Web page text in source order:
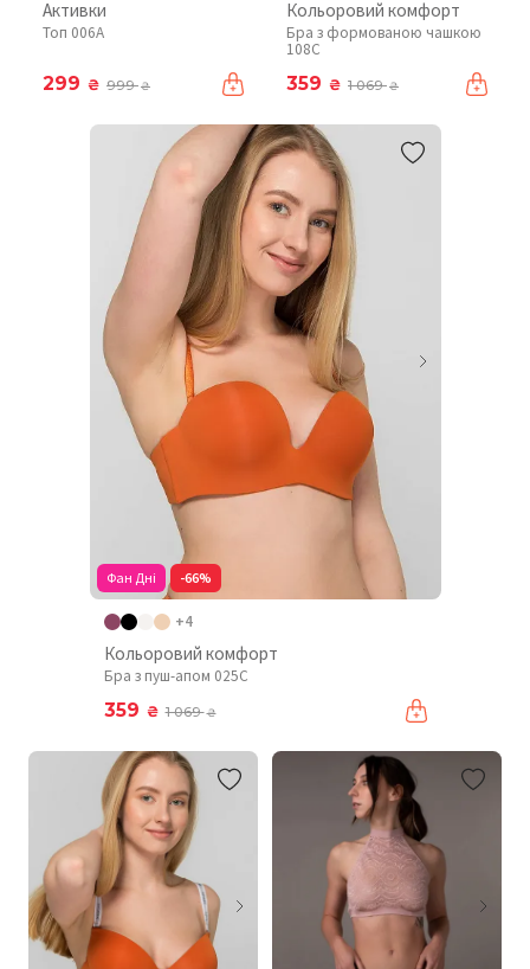
Активки
Топ 006A
299 ₴ 999₴
Кольоровий комфорт
Бра з формованою чашкою
108C
359 ₴ 1 069₴
Фан Дні -66%
+4
Кольоровий комфорт
Бра з пуш-апом 025C
359 ₴ 1 069₴